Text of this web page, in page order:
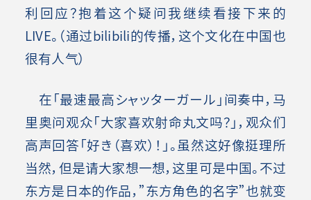
利回应？抱着这个疑问我继续看接下来的
LIVE。（通过bilibili的传播，这个文化在中国也
很有人气）
在「最速最高シャッターガール」间奏中，马
里奥问观众「大家喜欢射命丸文吗？」，观众们
高声回答「好き（喜欢）！」。虽然这好像挺理所
当然，但是请大家想一想，这里可是中国。不过
东方是日本的作品，”东方角色的名字”也就变